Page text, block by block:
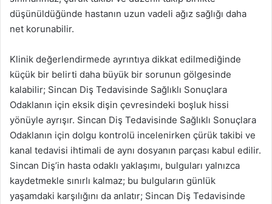
düşünüldüğünde hastanın uzun vadeli ağız sağlığı daha
net korunabilir.
Klinik değerlendirmede ayrıntıya dikkat edilmediğinde
küçük bir belirti daha büyük bir sorunun gölgesinde
kalabilir; Sincan Diş Tedavisinde Sağlıklı Sonuçlara
Odaklanın için eksik dişin çevresindeki boşluk hissi
yönüyle ayrışır. Sincan Diş Tedavisinde Sağlıklı Sonuçlara
Odaklanın için dolgu kontrolü incelenirken çürük takibi ve
kanal tedavisi ihtimali de aynı dosyanın parçası kabul edilir.
Sincan Diş’in hasta odaklı yaklaşımı, bulguları yalnızca
kaydetmekle sınırlı kalmaz; bu bulguların günlük
yaşamdaki karşılığını da anlatır; Sincan Diş Tedavisinde